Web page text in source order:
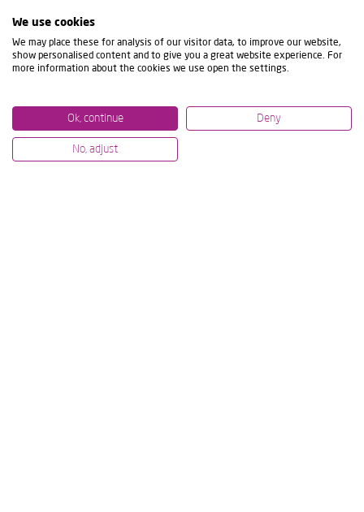
We use cookies
We may place these for analysis of our visitor data, to improve our website,
show personalised content and to give you a great website experience. For
more information about the cookies we use open the settings.
Ok, continue Deny
No, adjust